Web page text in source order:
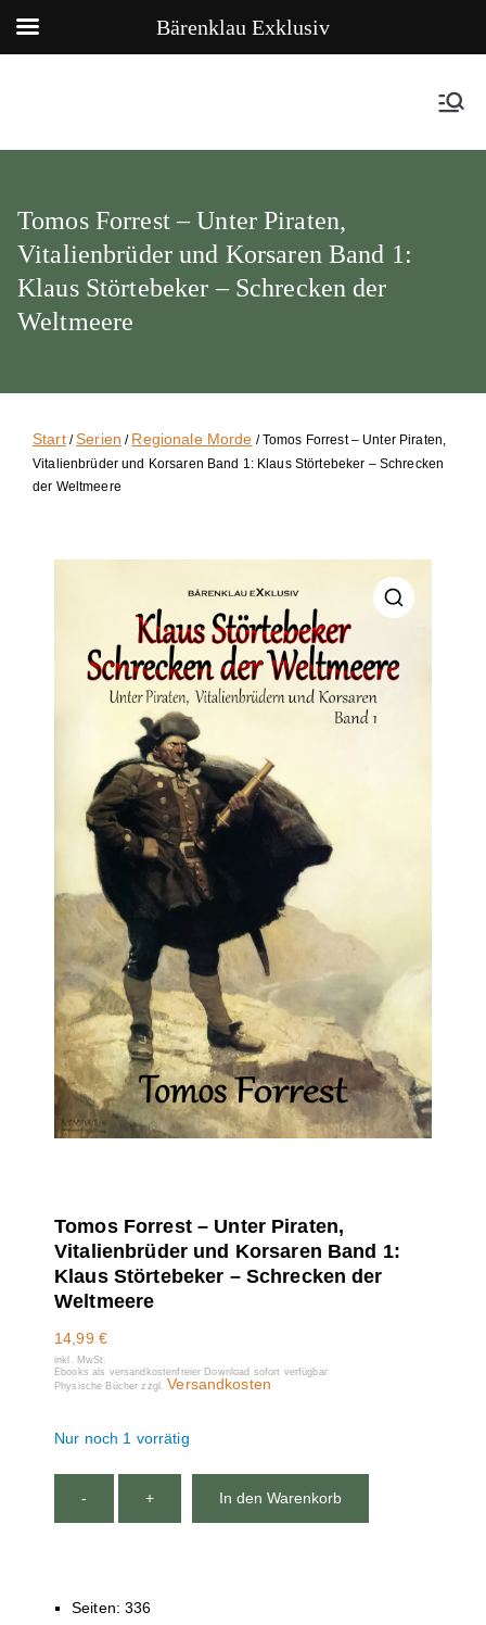
Tomos Forrest – Unter Piraten,
Vitalienbrüder und Korsaren Band 1:
Klaus Störtebeker – Schrecken der
Weltmeere
Start/Serien / Regionale Morde / Tomos Forrest – Unter Piraten,
Vitalienbrüder und Korsaren Band 1: Klaus Störtebeker – Schrecken
der Weltmeere
Tomos Forrest – Unter Piraten,
Vitalienbrüder und Korsaren Band 1:
Klaus Störtebeker – Schrecken der
Weltmeere
14,99 €
inkl. MwSt.
Ebooks als versandkostenfreier Download sofort verfügbar
Physische Bücher zzgl. Versandkosten
Nur noch 1 vorrätig
- + In den Warenkorb
Seiten: 336
Bärenklau Exklusiv